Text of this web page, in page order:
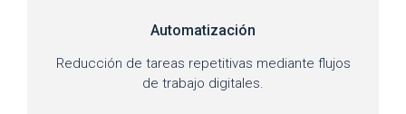
Automatización
Reducción de tareas repetitivas mediante flujos
de trabajo digitales.